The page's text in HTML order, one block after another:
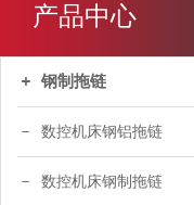
产品中心
钢制拖链
数控机床钢铝拖链
数控机床钢制拖链